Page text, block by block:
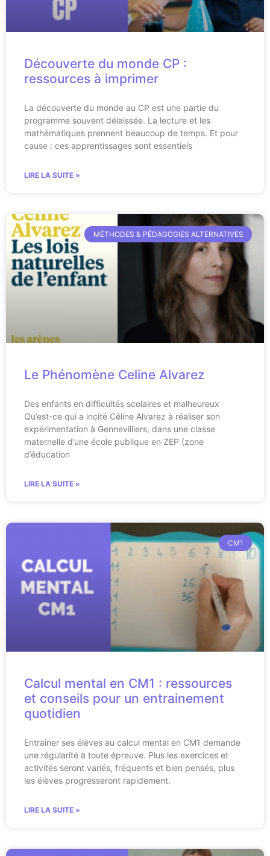
Découverte du monde CP :
ressources à imprimer
La découverte du monde au CP est une partie du
programme souvent délaissée. La lecture et les
mathématiques prennent beaucoup de temps. Et pour
cause : ces apprentissages sont essentiels
LIRE LA SUITE »
MÉTHODES & PÉDAGOGIES ALTERNATIVES
Le Phénomène Celine Alvarez
Des enfants en difficultés scolaires et malheureux
Qu’est-ce qui a incité Céline Alvarez à réaliser son
expérimentation à Gennevilliers, dans une classe
maternelle d’une école publique en ZEP (zone
d’éducation
LIRE LA SUITE »
CM1
Calcul mental en CM1 : ressources
et conseils pour un entrainement
quotidien
Entrainer ses élèves au calcul mental en CM1 demande
une régularité à toute épreuve. Plus les exercices et
activités seront variés, fréquents et bien pensés, plus
les élèves progresseront rapidement.
LIRE LA SUITE »